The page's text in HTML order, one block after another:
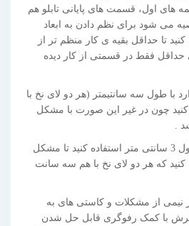
های اول، قسمت های پایانی تابلو هم
می شود برای نظم دادن به ابعاد
تا حداقل بقیه ی کار منظم تر از
حداقل فقط در قسمتی از کار دیده
با طول سه سانتیمتر (هر دو لای نخ با
چون در غیر این صورت با مشکل
.
از گره های استاندارد با طول 3 سانتی متر استفاده کنید تا مشکل
که هر دو لای نخ با هم سه سانت
نیمی از مشکلات و کاستی های به
فرش با کمک رفوگری قابل حل شدن